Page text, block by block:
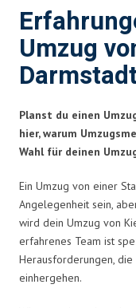
Umzug
Darmstadt
Planst du einen
hier, warum
Wahl für deinen
Ein Umzug von einer
Angelegenheit sein,
wird dein Umzug von
erfahrenes Team ist
Herausforderungen,
einhergehen.